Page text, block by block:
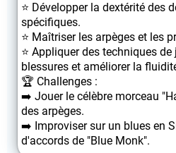
⭐️ Développer la dextérité des
spécifiques.
⭐️ Maîtriser les arpèges et les
⭐️ Appliquer des techniques
blessures et améliorer la
🏆 Challenges :
➡️ Jouer le célèbre morceau
des arpèges.
➡️ Improviser sur un blues en
d'accords de "Blue Monk".